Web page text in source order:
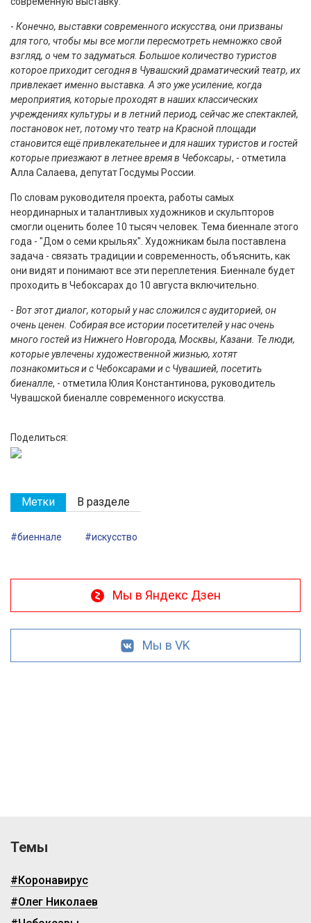
- Конечно, выставки современного искусства, они призваны
для того, чтобы мы все могли пересмотреть немножко свой
взгляд, о чем то задуматься. Большое количество туристов
которое приходит сегодня в Чувашский драматический театр, их
привлекает именно выставка. А это уже усиление, когда
мероприятия, которые проходят в наших классических
учреждениях культуры и в летний период, сейчас же спектаклей,
постановок нет, потому что театр на Красной площади
становится ещё привлекательнее и для наших туристов и гостей
которые приезжают в летнее время в Чебоксары, - отметила
Алла Салаева, депутат Госдумы России.
По словам руководителя проекта, работы самых
неординарных и талантливых художников и скульпторов
смогли оценить более 10 тысяч человек. Тема биеннале этого
года - "Дом о семи крыльях". Художникам была поставлена
задача - связать традиции и современность, объяснить, как
они видят и понимают все эти переплетения. Биеннале будет
проходить в Чебоксарах до 10 августа включительно.
- Вот этот диалог, который у нас сложился с аудиторией, он
очень ценен. Собирая все истории посетителей у нас очень
много гостей из Нижнего Новгорода, Москвы, Казани. Те люди,
которые увлечены художественной жизнью, хотят
познакомиться и с Чебоксарами и с Чувашией, посетить
биеналле, - отметила Юлия Константинова, руководитель
Чувашской биеналле современного искусства.
Поделиться:
Метки В разделе
#биеннале #искусство
Мы в Яндекс Дзен
Мы в VK
Темы
#Коронавирус
#Олег Николаев